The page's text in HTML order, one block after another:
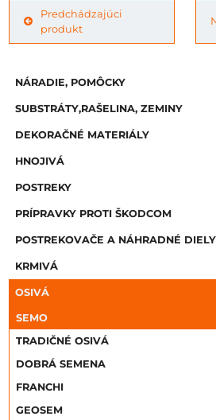
Predchádzajúci
produkt
NÁRADIE, POMÔCKY
SUBSTRÁTY,RAŠELINA, ZEMINY
DEKORAČNÉ MATERIÁLY
HNOJIVÁ
POSTREKY
PRÍPRAVKY PROTI ŠKODCOM
POSTREKOVAČE A NÁHRADNÉ DIELY
KRMIVÁ
OSIVÁ
SEMO
TRADIČNÉ OSIVÁ
DOBRÁ SEMENA
FRANCHI
GEOSEM